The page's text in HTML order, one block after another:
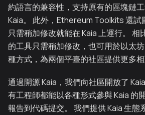
約語言的兼容性，支持原有的區塊鏈
Kaia。 此外，Ethereum Toolkits 還試
只需稍加修改就能在 Kaia 上運行。 相
的工具只需稍加修改，也可用於以太
種方式，為兩個平臺的社區提供更多相
通過開源 Kaia，我們向社區開放了
有工程師都能以各種形式參與 Kaia 的
報告到代碼提交。 我們提供 Kaia 生態